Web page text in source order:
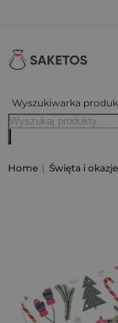
Wyszukiwarka
Home | Święta i okazje